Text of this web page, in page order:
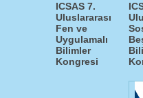
ICSAS 7.
Uluslararası
Fen ve
Uygulamalı
Bilimler
Kongresi